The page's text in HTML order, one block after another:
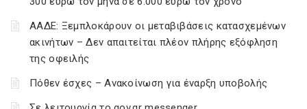
ΑΑΔΕ: Ξεμπλοκάρουν οι μεταβιβάσεις κατασχεμένων
ακινήτων – Δεν απαιτείται πλέον πλήρης εξόφληση
της οφειλής
Πόθεν έσχες – Ανακοίνωση για έναρξη υποβολής